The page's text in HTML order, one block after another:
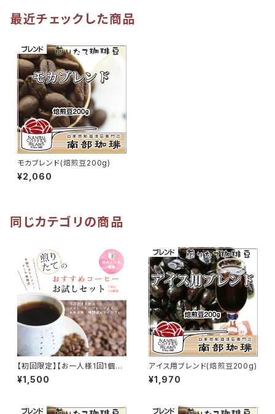
最近チェックした商品
モカブレンド(焙煎豆200g)
¥2,060
同じカテゴリの商品
【初回限定】【お一人様1回1個ま
で】おすすめコーヒーお試しセッ
ト（100g×2種類）
¥1,500
アイス用ブレンド(焙煎豆200g)
¥1,970